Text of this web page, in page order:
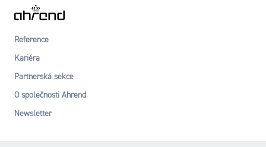
Reference
Kariéra
Partnerská sekce
O společnosti Ahrend
Newsletter